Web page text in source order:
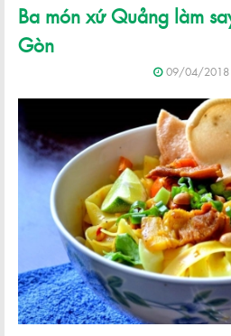
Ba món xứ Quảng làm
Gòn
09/04/2018